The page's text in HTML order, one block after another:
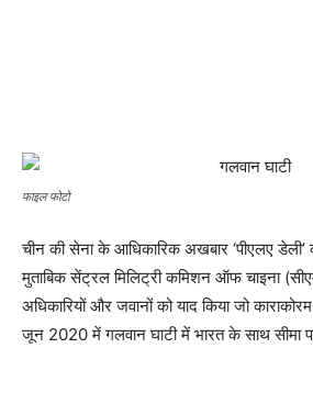
फाइल फोटो
चीन की सेना के आधिकारिक अखबार ‘पीएलए
मुताबिक सेंट्रल मिलिट्री कमिशन ऑफ चाइना
अधिकारियों और जवानों को याद किया जो
जून 2020 में गलवान घाटी में भारत के साथ सीमा